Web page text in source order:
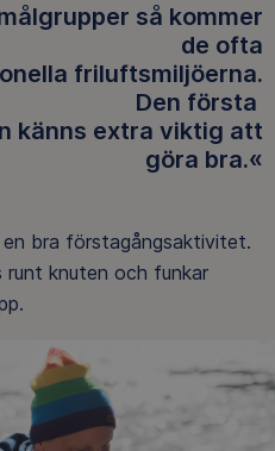
så kommer
de ofta
friluftsmiljöerna.
Den första
känns extra viktig att
göra bra.«
bra förstagångsaktivitet.
runt knuten och funkar